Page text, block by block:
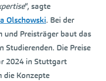
“, sagte
Olschowski. Bei der
und Preisträger baut das
Studierenden. Die Preise
2024 in Stuttgart
die Konzepte